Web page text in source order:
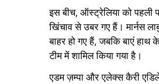
इस बीच, ऑस्ट्रेलिया को पहली
खिंचाव से उबर गए हैं। मार्नस
बाहर हो गए हैं, जबकि बाएं
टीम में शामिल किया गया है।
एडम ज़म्पा और एलेक्स कैरी